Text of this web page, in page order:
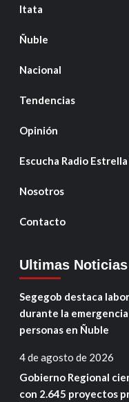
Itata
Ñuble
Nacional
Tendencias
Opinión
Escucha Radio
Nosotros
Contacto
Ultimas Noticias
Segegob destaca
durante la
personas en Ñuble
4 de agosto de 2026
Gobierno Regional
con 2.645 proyectos